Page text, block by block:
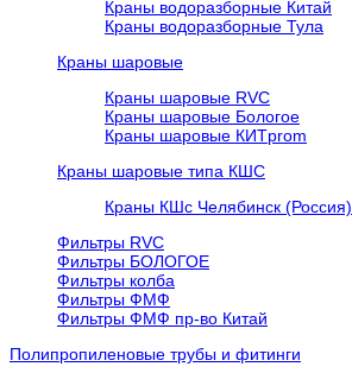
Краны водоразборные Китай
Краны водоразборные Тула
Краны шаровые
Краны шаровые RVC
Краны шаровые Бологое
Краны шаровые КИТprom
Краны шаровые типа КШС
Краны КШс Челябинск (Россия)
Фильтры RVC
Фильтры БОЛОГОЕ
Фильтры колба
Фильтры ФМФ
Фильтры ФМФ пр-во Китай
Полипропиленовые трубы и фитинги